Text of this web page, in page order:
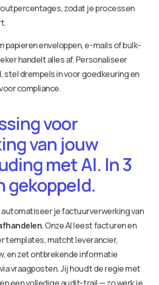
zodat je processen
papieren enveloppen, e-mails of bulk-
handelt alles af. Personaliseer
stel drempels in voor goedkeuring en
compliance.
voor
van jouw
met AI. In 3
gekoppeld.
je factuurverwerking van
. Onze AI leest facturen en
templates, matcht leverancier,
en zet ontbrekende informatie
vraagposten. Jij houdt de regie met
een volledige audit-trail — zo werk je